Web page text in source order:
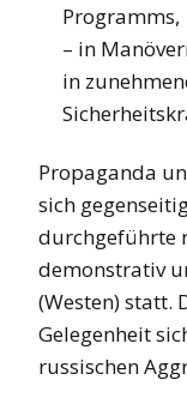
Programms,
– in
in
Propaganda
sich
durchgeführte
demonstrativ
(Westen) statt.
Gelegenheit
russischen